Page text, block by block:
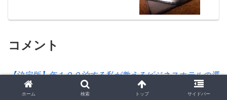
コメント
【決定版】年１００泊する私が教えるビジネスホテルの選
より:
ホーム 検索 トップ サイドバー